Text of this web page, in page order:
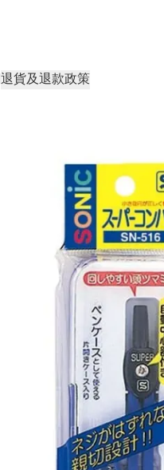
退貨及退款政策